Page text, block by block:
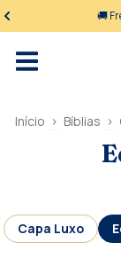
🚚
Início > Bíblias >
Capa Luxo